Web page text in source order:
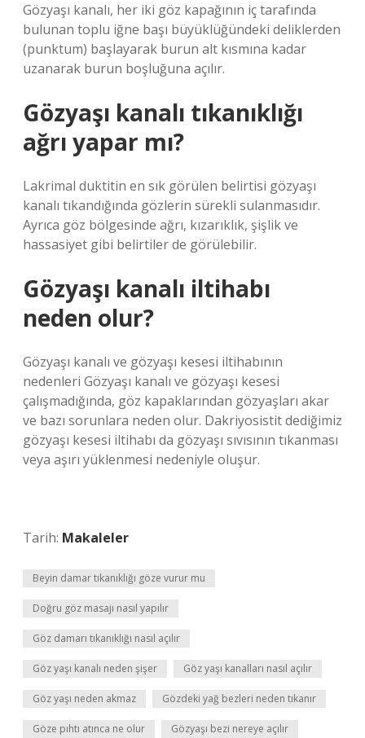
Gözyaşı kanalı, her iki göz kapağının iç tarafında
bulunan toplu iğne başı büyüklüğündeki deliklerden
(punktum) başlayarak burun alt kısmına kadar
uzanarak burun boşluğuna açılır.
Gözyaşı kanalı tıkanıklığı
ağrı yapar mı?
Lakrimal duktitin en sık görülen belirtisi gözyaşı
kanalı tıkandığında gözlerin sürekli sulanmasıdır.
Ayrıca göz bölgesinde ağrı, kızarıklık, şişlik ve
hassasiyet gibi belirtiler de görülebilir.
Gözyaşı kanalı iltihabı
neden olur?
Gözyaşı kanalı ve gözyaşı kesesi iltihabının
nedenleri Gözyaşı kanalı ve gözyaşı kesesi
çalışmadığında, göz kapaklarından gözyaşları akar
ve bazı sorunlara neden olur. Dakriyosistit dediğimiz
gözyaşı kesesi iltihabı da gözyaşı sıvısının tıkanması
veya aşırı yüklenmesi nedeniyle oluşur.
Tarih: Makaleler
Beyin damar tıkanıklığı göze vurur mu
Doğru göz masajı nasıl yapılır
Göz damarı tıkanıklığı nasıl açılır
Göz yaşı kanalı neden şişer Göz yaşı kanalları nasıl açılır
Göz yaşı neden akmaz Gözdeki yağ bezleri neden tıkanır
Göze pıhtı atınca ne olur Gözyaşı bezi nereye açılır